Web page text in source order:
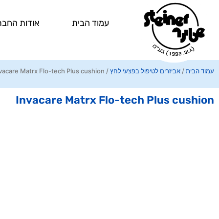
עמוד הבית אודות
עמוד הבית/ אביזרים לטיפול בפצעי לחץ/ Invacare Matrx Flo-tech Plus cushion
Invacare Matrx Flo-tech Plus cushion